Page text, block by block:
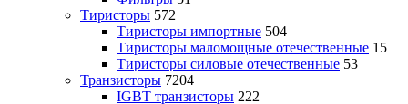
Тиристоры 572
Тиристоры импортные 504
Тиристоры маломощные отечественные 15
Тиристоры силовые отечественные 53
Транзисторы 7204
IGBT транзисторы 222